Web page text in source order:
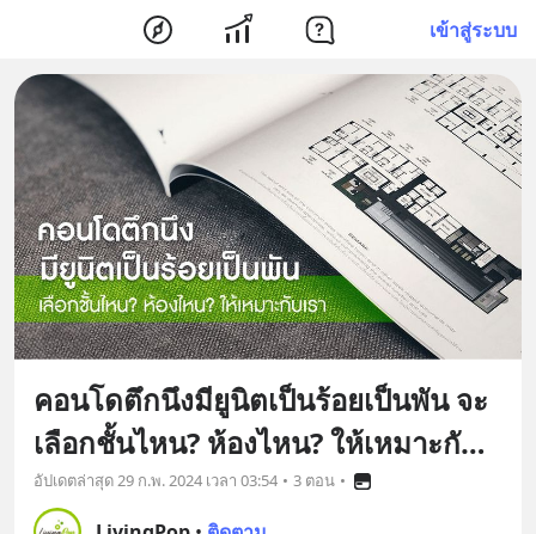
เข้าสู่ระบบ
คอนโดตึกนึงมียูนิตเป็นร้อยเป็นพัน จะ
เลือกชั้นไหน? ห้องไหน? ให้เหมาะกับ
เรา
อัปเดตล่าสุด29 ก.พ. 2024 เวลา 03:54 • 3 ตอน •